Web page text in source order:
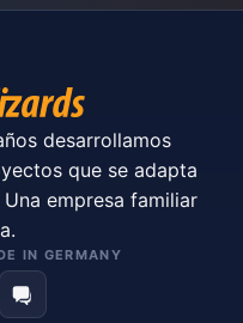
desarrollamos
que se adapta
empresa familiar
IN GERMANY